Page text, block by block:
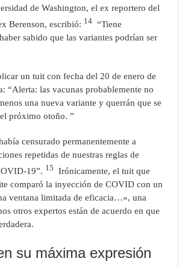
de Washington, el ex reportero del
Berenson, escribió: 14 “Tiene
sabido que las variantes podrían ser
un tuit con fecha del 20 de enero de
“Alerta: las vacunas probablemente no
una nueva variante y querrán que se
próximo otoño. ”
censurado permanentemente a
repetidas de nuestras reglas de
19”. 15
Irónicamente, el tuit que
comparó la inyección de COVID con un
ventana limitada de eficacia…», una
otros expertos están de acuerdo en que
su máxima expresión